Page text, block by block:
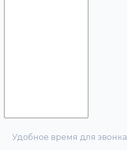
Удобное время для звонка